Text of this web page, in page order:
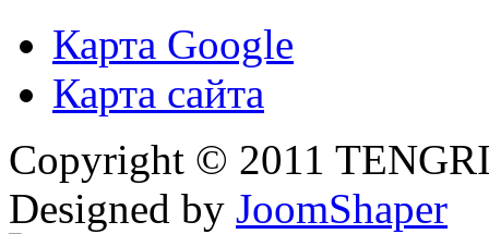
Карта Google
Карта сайта
Copyright © 2011
Designed by JoomShaper